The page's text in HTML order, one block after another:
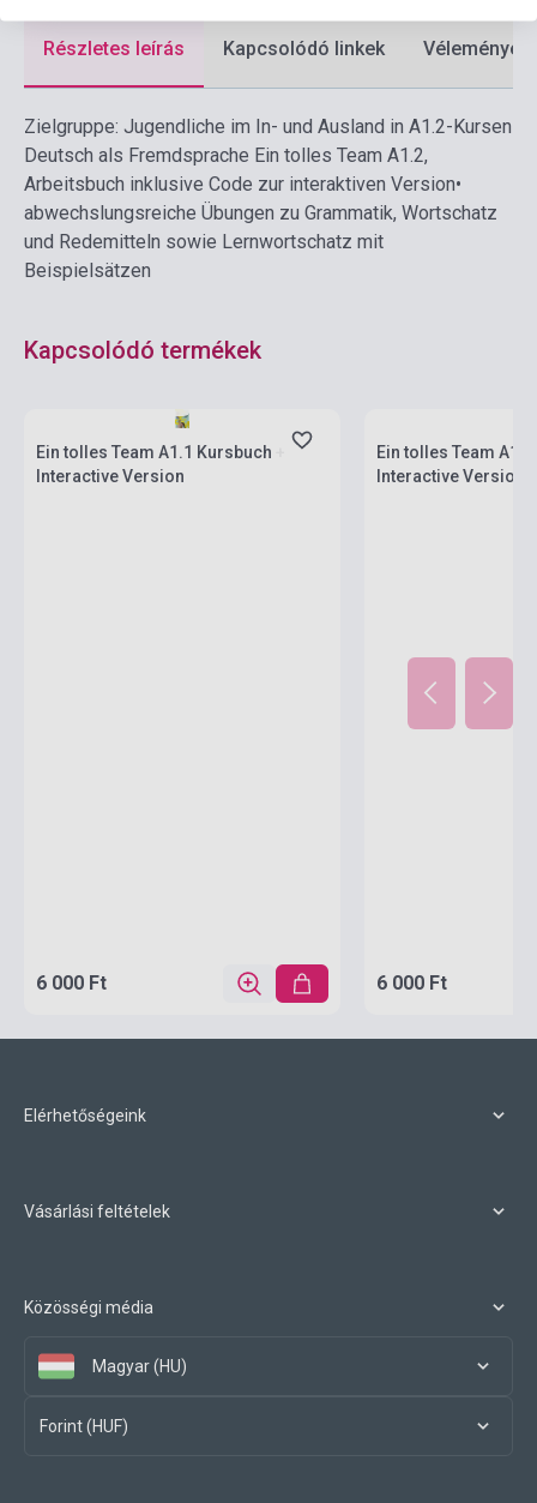
Részletes leírás Kapcsolódó linkek Vélemények
Zielgruppe: Jugendliche im In- und Ausland in A1.2-Kursen
Deutsch als Fremdsprache Ein tolles Team A1.2,
Arbeitsbuch inklusive Code zur interaktiven Version•
abwechslungsreiche Übungen zu Grammatik, Wortschatz
und Redemitteln sowie Lernwortschatz mit
Beispielsätzen
Kapcsolódó termékek
Ein tolles Team A1.1 Kursbuch +
Interactive Version
6 000 Ft
Ein tolles Team
Interactive Version
6 000 Ft
Elérhetőségeink
Vásárlási feltételek
Közösségi média
Magyar (HU)
Forint (HUF)